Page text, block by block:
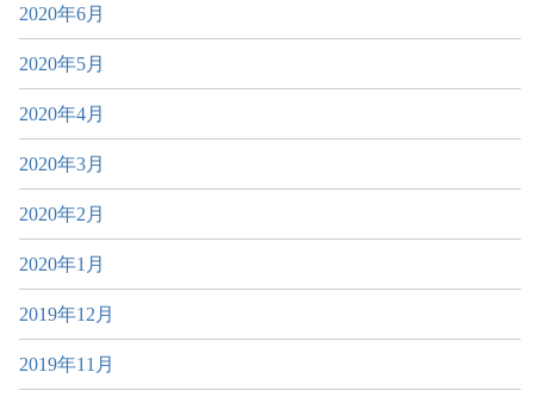
2020年6月
2020年5月
2020年4月
2020年3月
2020年2月
2020年1月
2019年12月
2019年11月